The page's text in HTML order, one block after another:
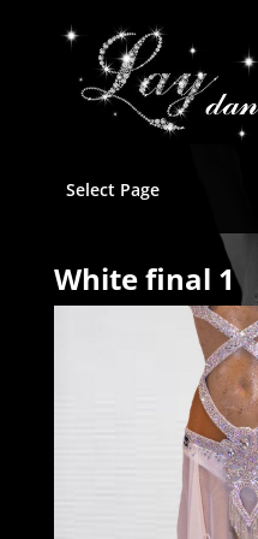
Select Page
White final 1